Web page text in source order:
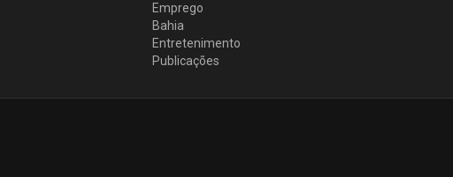
Emprego
Bahia
Entretenimento
Publicações